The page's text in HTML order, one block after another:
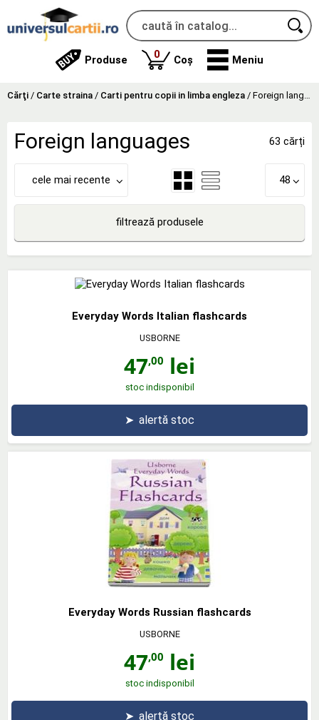
Produse 0produse
Coș Meniu
Cărţi / Carte straina / Carti pentru copii in limba engleza / Foreign languages
Foreign languages 63 cărți
cele mai recente 48
filtrează produsele
Everyday Words Italian flashcards
USBORNE
47,00 lei
stoc indisponibil
➤ alertă stoc
Everyday Words Russian flashcards
USBORNE
47,00 lei
stoc indisponibil
➤ alertă stoc